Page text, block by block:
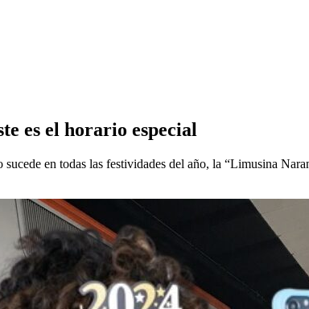
es el horario especial
en todas las festividades del año, la “Limusina